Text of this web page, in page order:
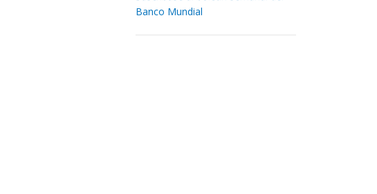
Banco Mundial